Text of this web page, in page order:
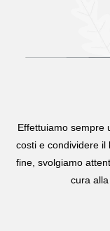
Effettuiamo sempre
costi e condividere il
fine, svolgiamo
cura